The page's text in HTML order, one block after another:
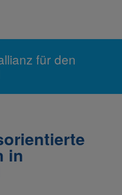
für den
in